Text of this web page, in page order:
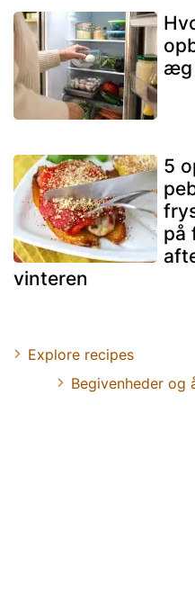
æg
5
på
vinteren
Explore recipes
Begivenheder og